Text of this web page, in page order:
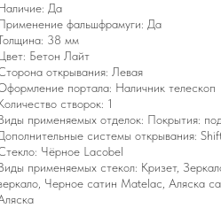
Да
фальшфрамуги: Да
38 мм
Бетон Лайт
открывания: Левая
портала: Наличник телескоп
створок: 1
применяемых отделок: Покрытия:
системы открывания:
Чёрное Lacobel
применяемых стекол: Кризет,
Черное сатин Matelac, Аляска